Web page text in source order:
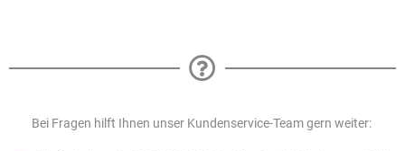
Bei Fragen hilft Ihnen unser Kundenservice-Team gern weiter: